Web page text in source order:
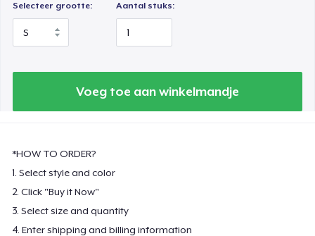
Selecteer grootte: Aantal stuks:
Voeg toe aan winkelmandje
*HOW TO ORDER?
1. Select style and color
2. Click "Buy it Now"
3. Select size and quantity
4. Enter shipping and billing information